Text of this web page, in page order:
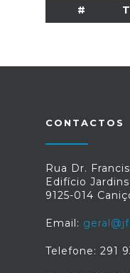
#
CONTACTOS
Rua Dr.
Edifício
9125-014
Email:
Telefone: 291